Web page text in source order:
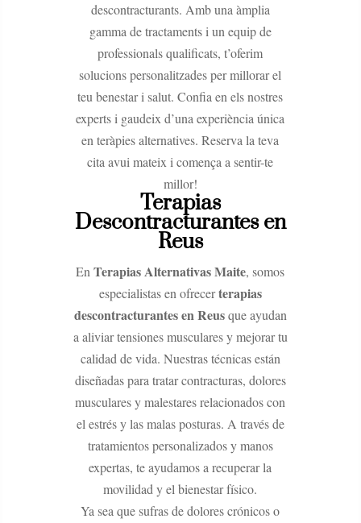
descontracturants. Amb una àmplia
gamma de tractaments i un equip de
professionals qualificats, t’oferim
solucions personalitzades per millorar el
teu benestar i salut. Confia en els nostres
experts i gaudeix d’una experiència única
en teràpies alternatives. Reserva la teva
cita avui mateix i comença a sentir-te
millor!
Terapias
Descontracturantes en
Reus
EnTerapias Alternativas Maite, somos
especialistas en ofrecerterapias
descontracturantes en Reusque ayudan
a aliviar tensiones musculares y mejorar tu
calidad de vida. Nuestras técnicas están
diseñadas para tratar contracturas, dolores
musculares y malestares relacionados con
el estrés y las malas posturas. A través de
tratamientos personalizados y manos
expertas, te ayudamos a recuperar la
movilidad y el bienestar físico.
Ya sea que sufras de dolores crónicos o